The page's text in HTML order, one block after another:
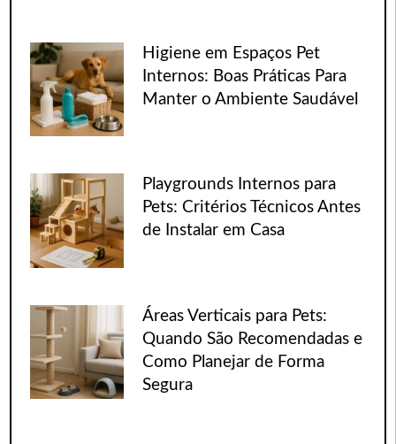
Higiene em Espaços Pet
Internos: Boas Práticas Para
Manter o Ambiente Saudável
Playgrounds Internos para
Pets: Critérios Técnicos Antes
de Instalar em Casa
Áreas Verticais para Pets:
Quando São Recomendadas e
Como Planejar de Forma
Segura